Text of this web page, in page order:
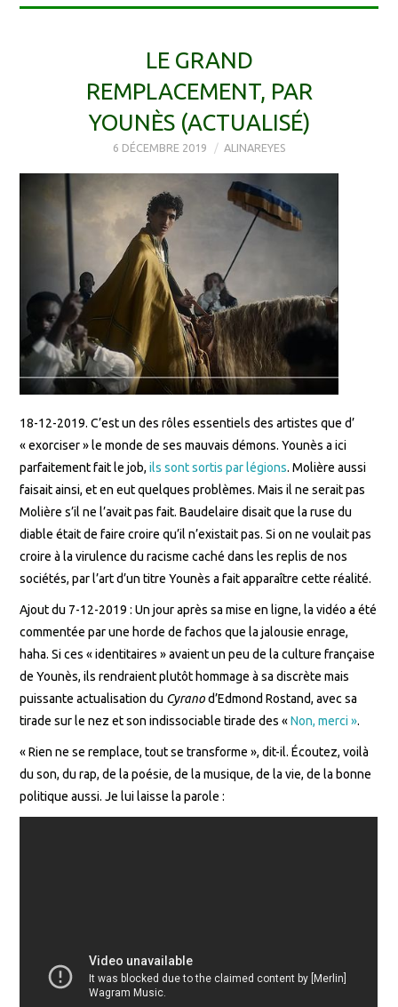
LE GRAND
REMPLACEMENT, PAR
YOUNÈS (ACTUALISÉ)
6 DÉCEMBRE 2019 ALINAREYES
18-12-2019. C’est un des rôles essentiels des artistes que d’
« exorciser » le monde de ses mauvais démons. Younès a ici
parfaitement fait le job,ils sont sortis par légions. Molière aussi
faisait ainsi, et en eut quelques problèmes. Mais il ne serait pas
Molière s’il ne l’avait pas fait. Baudelaire disait que la ruse du
diable était de faire croire qu’il n’existait pas. Si on ne voulait pas
croire à la virulence du racisme caché dans les replis de nos
sociétés, par l’art d’un titre Younès a fait apparaître cette réalité.
Ajout du 7-12-2019 : Un jour après sa mise en ligne, la vidéo a été
commentée par une horde de fachos que la jalousie enrage,
haha. Si ces « identitaires » avaient un peu de la culture française
de Younès, ils rendraient plutôt hommage à sa discrète mais
puissante actualisation du Cyranod’Edmond Rostand, avec sa
tirade sur le nez et son indissociable tirade des «Non, merci ».
« Rien ne se remplace, tout se transforme », dit-il. Écoutez, voilà
du son, du rap, de la poésie, de la musique, de la vie, de la bonne
politique aussi. Je lui laisse la parole :